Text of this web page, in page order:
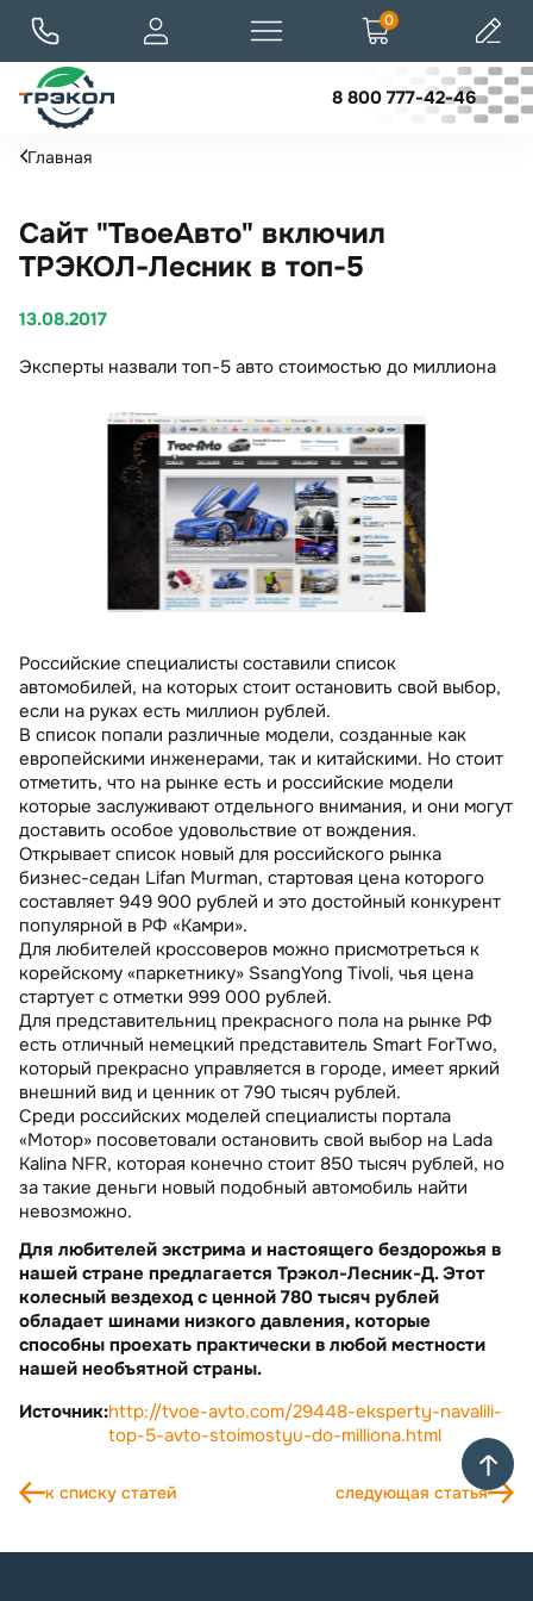
8 800 777-42-46
0
Главная
Сайт "ТвоеАвто" включил
ТРЭКОЛ-Лесник в топ-5
13.08.2017
Эксперты назвали топ-5 авто стоимостью до миллиона
Российские специалисты составили список
автомобилей, на которых стоит остановить свой выбор,
если на руках есть миллион рублей.
В список попали различные модели, созданные как
европейскими инженерами, так и китайскими. Но стоит
отметить, что на рынке есть и российские модели
которые заслуживают отдельного внимания, и они могут
доставить особое удовольствие от вождения.
Открывает список новый для российского рынка
бизнес-седан Lifan Murman, стартовая цена которого
составляет 949 900 рублей и это достойный конкурент
популярной в РФ «Камри».
Для любителей кроссоверов можно присмотреться к
корейскому «паркетнику» SsangYong Tivoli, чья цена
стартует с отметки 999 000 рублей.
Для представительниц прекрасного пола на рынке РФ
есть отличный немецкий представитель Smart ForTwo,
который прекрасно управляется в городе, имеет яркий
внешний вид и ценник от 790 тысяч рублей.
Среди российских моделей специалисты портала
«Мотор» посоветовали остановить свой выбор на Lada
Kalina NFR, которая конечно стоит 850 тысяч рублей, но
за такие деньги новый подобный автомобиль найти
невозможно.
Для любителей экстрима и настоящего бездорожья в
нашей стране предлагается Трэкол-Лесник-Д. Этот
колесный вездеход с ценной 780 тысяч рублей
обладает шинами низкого давления, которые
способны проехать практически в любой местности
нашей необъятной страны.
Источник:http://tvoe-avto.com/29448-eksperty-navalili-
top-5-avto-stoimostyu-do-milliona.html
к списку статей следующая статья